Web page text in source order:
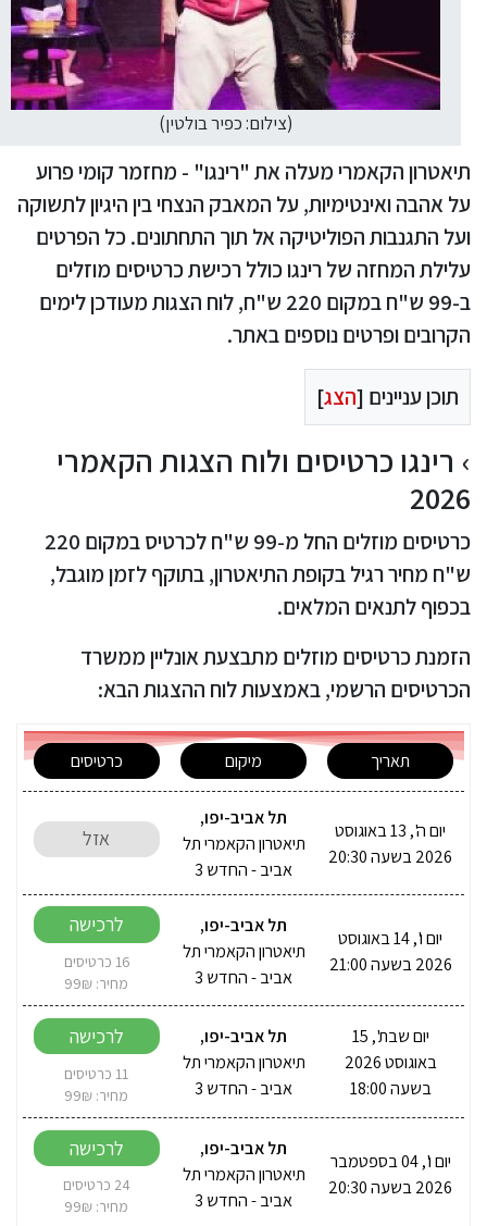
(צילום: כפיר בולטין)
תיאטרון הקאמרי מעלה את "רינגו" - מחזמר קומי פרוע
על אהבה ואינטימיות, על המאבק הנצחי בין היגיון לתשוקה
ועל התגנבות הפוליטיקה אל תוך התחתונים. כל הפרטים
עלילת המחזה של רינגו כולל רכישת כרטיסים מוזלים
ב-99 ש"ח במקום 220 ש"ח, לוח הצגות מעודכן לימים
הקרובים ופרטים נוספים באתר.
תוכן עניינים [הצג]
רינגו כרטיסים ולוח הצגות הקאמרי
2026
כרטיסים מוזלים החל מ-99 ש"ח לכרטיס במקום 220
ש"ח מחיר רגיל בקופת התיאטרון, בתוקף לזמן מוגבל,
בכפוף לתנאים המלאים.
הזמנת כרטיסים מוזלים מתבצעת אונליין ממשרד
הכרטיסים הרשמי, באמצעות לוח ההצגות הבא:
תאריך מיקום כרטיסים
יום ה', 13 באוגוסט
2026 בשעה 20:30
תל אביב-יפו,
תיאטרון הקאמרי תל
אביב - החדש 3
אזל
יום ו', 14 באוגוסט
2026 בשעה 21:00
תל אביב-יפו,
תיאטרון הקאמרי תל
אביב - החדש 3
לרכישה
16 כרטיסים
מחיר: 99₪
יום שבת', 15
באוגוסט 2026
בשעה 18:00
תל אביב-יפו,
תיאטרון הקאמרי תל
אביב - החדש 3
לרכישה
11 כרטיסים
מחיר: 99₪
יום ו', 04 בספטמבר
2026 בשעה 20:30
תל אביב-יפו,
תיאטרון הקאמרי תל
אביב - החדש 3
לרכישה
24 כרטיסים
מחיר: 99₪